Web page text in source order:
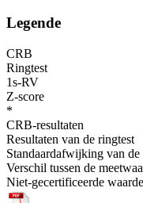
Legende
CRB
Ringtest
1s-RV
Z-score
*
CRB-resultaten
Resultaten van de ringtest
Standaardafwijking van de
Verschil tussen de
Niet-gecertificeerde waarde